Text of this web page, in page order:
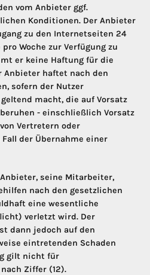
vom Anbieter ggf.
Konditionen. Der Anbieter
zu den Internetseiten 24
Woche zur Verfügung zu
er keine Haftung für die
Anbieter haftet nach den
sofern der Nutzer
macht, die auf Vorsatz
- einschließlich Vorsatz
Vertretern oder
der Übernahme einer
seine Mitarbeiter,
nach den gesetzlichen
eine wesentliche
verletzt wird. Der
dann jedoch auf den
eintretenden Schaden
gilt nicht für
Ziffer (12).